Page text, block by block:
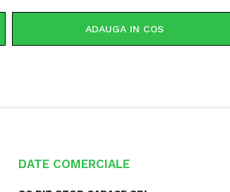
ADAUGA IN COS
DATE COMERCIALE